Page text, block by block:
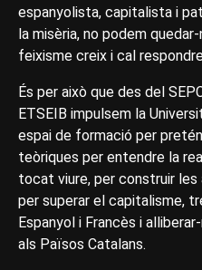
espanyolista, capitalista i
la misèria, no podem
feixisme creix i cal
És per això que des del
ETSEIB impulsem la
espai de formació per
teòriques per entendre la
tocat viure, per construir
per superar el capitalisme,
Espanyol i Francès i
als Països Catalans.